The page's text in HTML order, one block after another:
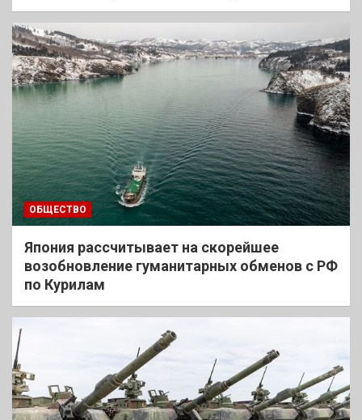
ОБЩЕСТВО
Япония рассчитывает на скорейшее
возобновление гуманитарных обменов с РФ
по Курилам